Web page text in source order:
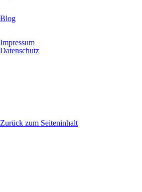
Blog
Impressum
Datenschutz
Zurück zum Seiteninhalt